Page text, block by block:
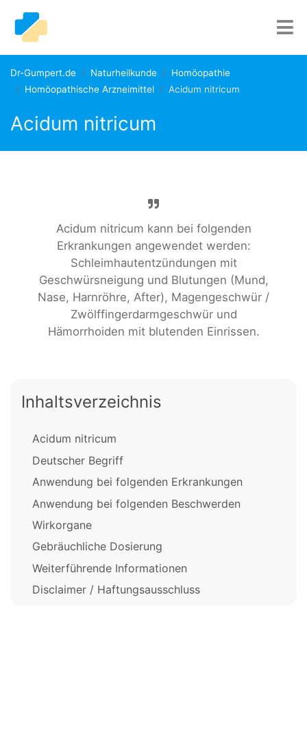
Dr-Gumpert.de Naturheilkunde
Homöopathie
Homöopathische Arzneimittel
Acidum nitricum
Acidum nitricum
Acidum nitricum kann bei folgenden
Erkrankungen angewendet werden:
Schleimhautentzündungen mit
Geschwürsneigung und Blutungen (Mund,
Nase, Harnröhre, After), Magengeschwür /
Zwölffingerdarmgeschwür und
Hämorrhoiden mit blutenden Einrissen.
Inhaltsverzeichnis
Acidum nitricum
Deutscher Begriff
Anwendung bei folgenden Erkrankungen
Anwendung bei folgenden Beschwerden
Wirkorgane
Gebräuchliche Dosierung
Weiterführende Informationen
Disclaimer / Haftungsausschluss